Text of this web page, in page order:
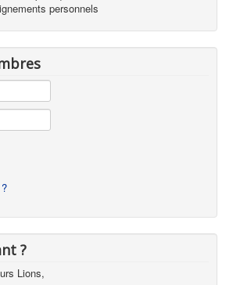
personnels
?
Lions,